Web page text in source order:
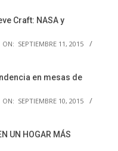
Craft: NASA y
ON: SEPTIEMBRE 11, 2015
en mesas de
ON: SEPTIEMBRE 10, 2015
UN HOGAR MÁS